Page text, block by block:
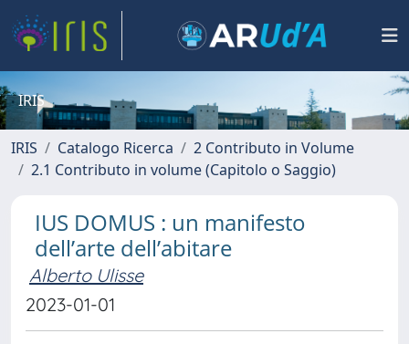
IRIS
IRIS Catalogo Ricerca
2 Contributo in Volume
2.1 Contributo in volume (Capitolo o Saggio)
IUS DOMUS : un manifesto
dell’arte dell’abitare
Alberto Ulisse
2023-01-01